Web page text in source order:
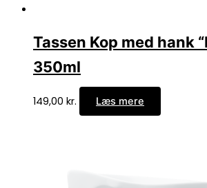
Tassen Kop med hank
350ml
149,00 kr. Læs mere